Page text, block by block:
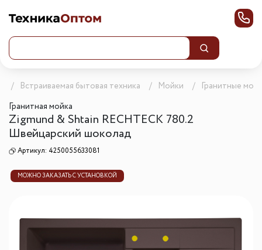
Встраиваемая бытовая техника Мойки
Гранитные
Гранитная мойка
Zigmund & Shtain RECHTECK 780.2
Швейцарский шоколад
Артикул: 4250055633081
МОЖНО ЗАКАЗАТЬ С УСТАНОВКОЙ